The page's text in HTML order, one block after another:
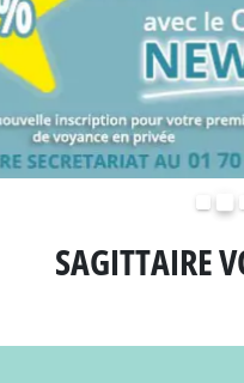
SAGITTAIRE